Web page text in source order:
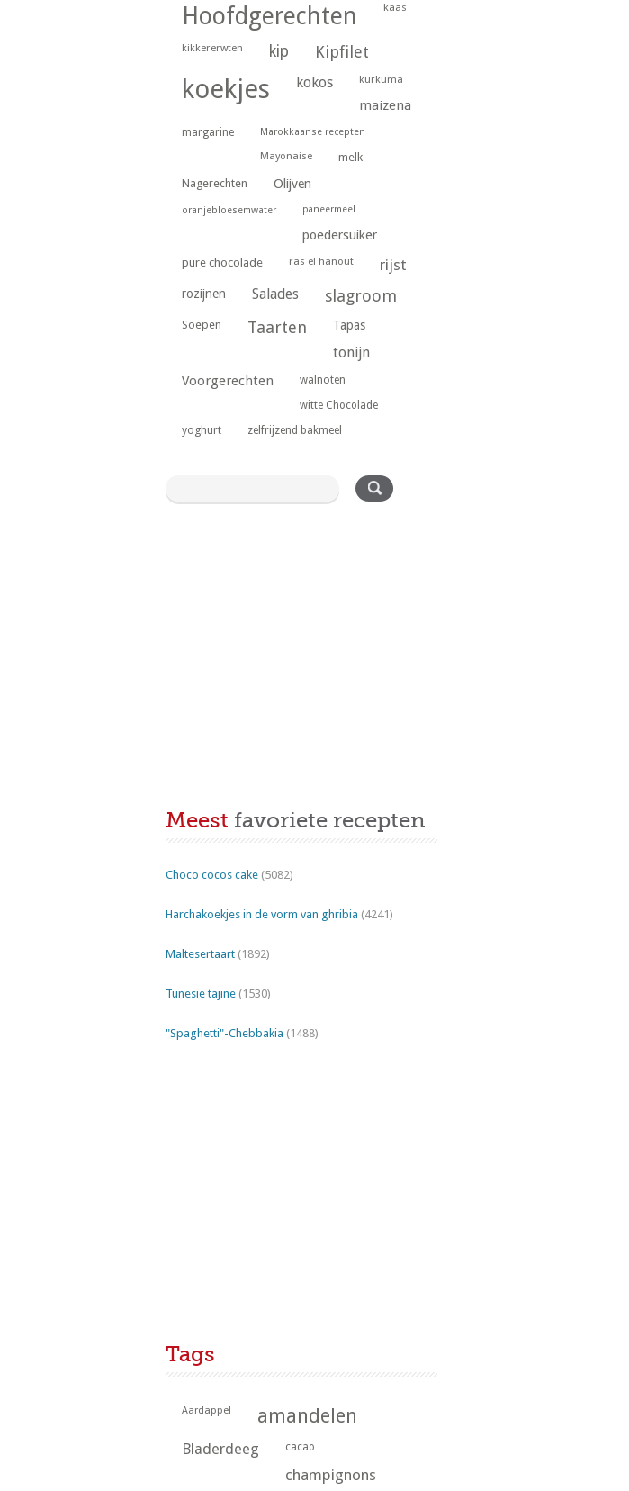
Hoofdgerechten kaas
kikkererwten kip Kipfilet
koekjes kokos kurkuma
maizena
margarine Marokkaanse recepten
Mayonaise
melk
Nagerechten
Olijven
oranjebloesemwater paneermeel
poedersuiker
pure chocolade ras el hanout rijst
rozijnen Salades slagroom
Soepen Taarten Tapas
tonijn
Voorgerechten
walnoten
witte Chocolade
yoghurt zelfrijzend bakmeel
Meest favoriete recepten
Choco cocos cake (5082)
Harchakoekjes in de vorm van ghribia (4241)
Maltesertaart (1892)
Tunesie tajine (1530)
"Spaghetti"-Chebbakia (1488)
Tags
Aardappel amandelen
Bladerdeeg cacao
champignons